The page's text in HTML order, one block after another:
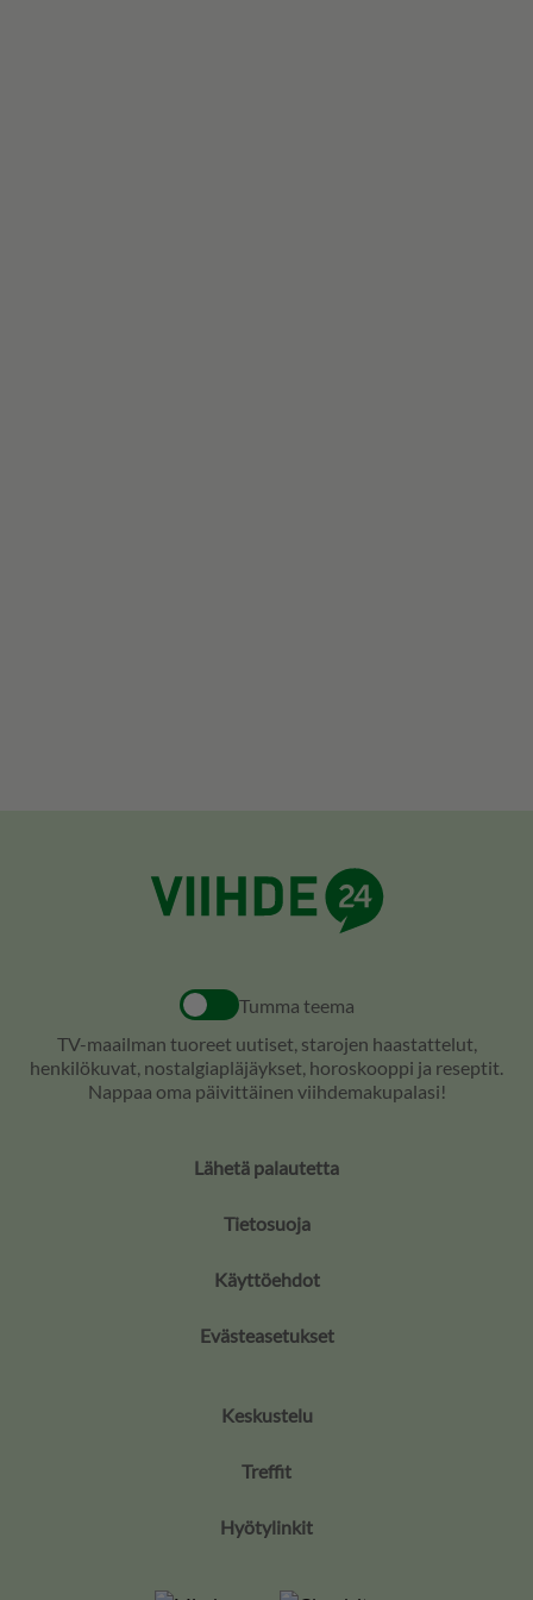
Tumma teema
TV-maailman tuoreet uutiset, starojen haastattelut,
henkilökuvat, nostalgiapläjäykset, horoskooppi ja reseptit.
Nappaa oma päivittäinen viihdemakupalasi!
Lähetä palautetta
Tietosuoja
Käyttöehdot
Evästeasetukset
Keskustelu
Treffit
Hyötylinkit